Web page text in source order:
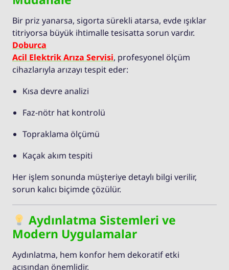
Bir priz yanarsa, sigorta sürekli atarsa, evde ışıklar
titriyorsa büyük ihtimalle tesisatta sorun vardır.
Doburca
Acil Elektrik Arıza Servisi, profesyonel ölçüm
cihazlarıyla arızayı tespit eder:
Kısa devre analizi
Faz-nötr hat kontrolü
Topraklama ölçümü
Kaçak akım tespiti
Her işlem sonunda müşteriye detaylı bilgi verilir,
sorun kalıcı biçimde çözülür.
Aydınlatma Sistemleri ve
Modern Uygulamalar
Aydınlatma, hem konfor hem dekoratif etki
açısından önemlidir.